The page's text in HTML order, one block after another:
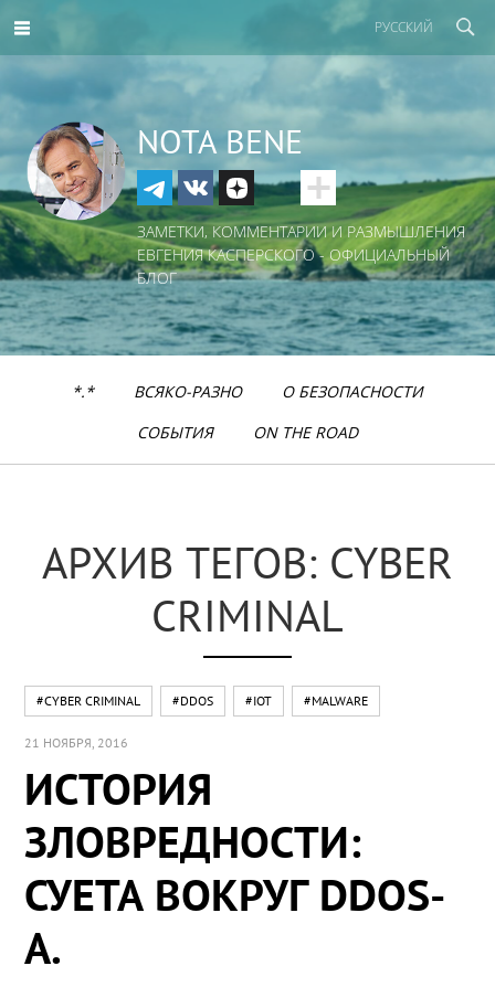
РУССКИЙ
NOTA BENE
ЗАМЕТКИ, КОММЕНТАРИИ И РАЗМЫШЛЕНИЯ
ЕВГЕНИЯ КАСПЕРСКОГО - ОФИЦИАЛЬНЫЙ
БЛОГ
*.* ВСЯКО-РАЗНО
О БЕЗОПАСНОСТИ
СОБЫТИЯ
ON THE ROAD
АРХИВ ТЕГОВ: CYBER
CRIMINAL
#CYBER CRIMINAL #DDOS #IOT #MALWARE
21 НОЯБРЯ, 2016
ИСТОРИЯ
ЗЛОВРЕДНОСТИ:
СУЕТА ВОКРУГ DDOS-
А.